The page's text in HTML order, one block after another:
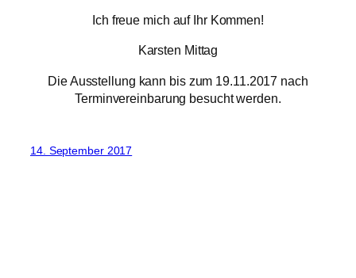
Ich freue mich auf Ihr Kommen!
Karsten Mittag
Die Ausstellung kann bis zum 19.11.2017 nach
Terminvereinbarung besucht werden.
14. September 2017